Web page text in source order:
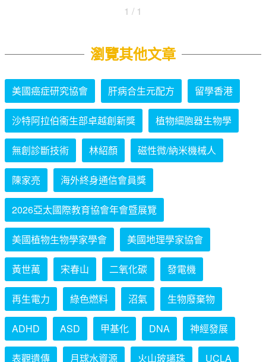
1 / 1
瀏覽其他文章
美國癌症研究協會 肝病合生元配方 留學香港
沙特阿拉伯衞生部卓越創新獎 植物細胞器生物學
無創診斷技術 林紹顏 磁性微/納米機械人
陳家亮 海外終身通信會員獎
2026亞太國際教育協會年會暨展覽
美國植物生物學家學會 美國地理學家協會
黃世萬 宋春山 二氧化碳 發電機
再生電力 綠色燃料 沼氣 生物廢棄物
ADHD ASD 甲基化 DNA 神經發展
表觀遺傳 月球水資源 火山玻璃珠 UCLA